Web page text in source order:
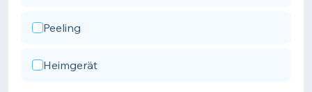
Peeling
Heimgerät